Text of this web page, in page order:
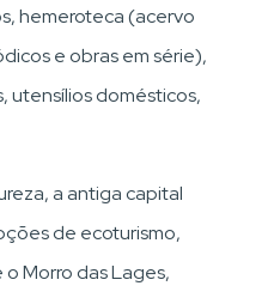
hemeroteca (acervo
e obras em série),
utensílios domésticos,
a antiga capital
de ecoturismo,
o Morro das Lages,